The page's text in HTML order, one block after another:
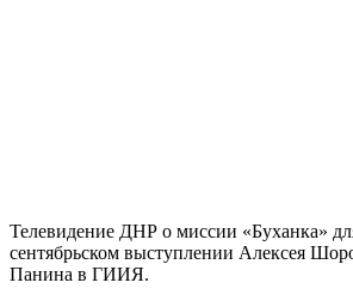
Телевидение ДНР о миссии «Буханка»
сентябрьском выступлении Алексея
Панина в ГИИЯ.